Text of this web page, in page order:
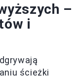
–
i
ścieżki